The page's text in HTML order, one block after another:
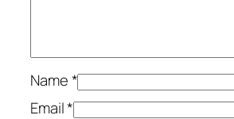
Name*
Email*